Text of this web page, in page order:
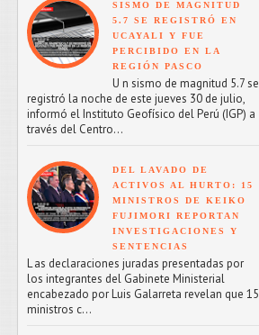
SISMO DE MAGNITUD
5.7 SE REGISTRÓ EN
UCAYALI Y FUE
PERCIBIDO EN LA
REGIÓN PASCO
U n sismo de magnitud 5.7 se
registró la noche de este jueves 30 de julio,
informó el Instituto Geofísico del Perú (IGP) a
través del Centro...
DEL LAVADO DE
ACTIVOS AL HURTO: 15
MINISTROS DE KEIKO
FUJIMORI REPORTAN
INVESTIGACIONES Y
SENTENCIAS
L as declaraciones juradas presentadas por
los integrantes del Gabinete Ministerial
encabezado por Luis Galarreta revelan que 15
ministros c...